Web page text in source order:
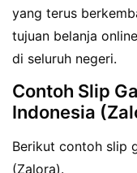
yang terus
tujuan belanja
di seluruh negeri.
Contoh Slip
Indonesia
Berikut contoh slip
(Zalora).